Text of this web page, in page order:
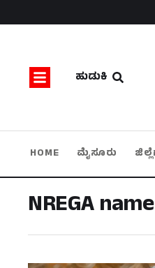
ಹುಡುಕಿ
HOME ಮೈಸೂರು
NREGA name